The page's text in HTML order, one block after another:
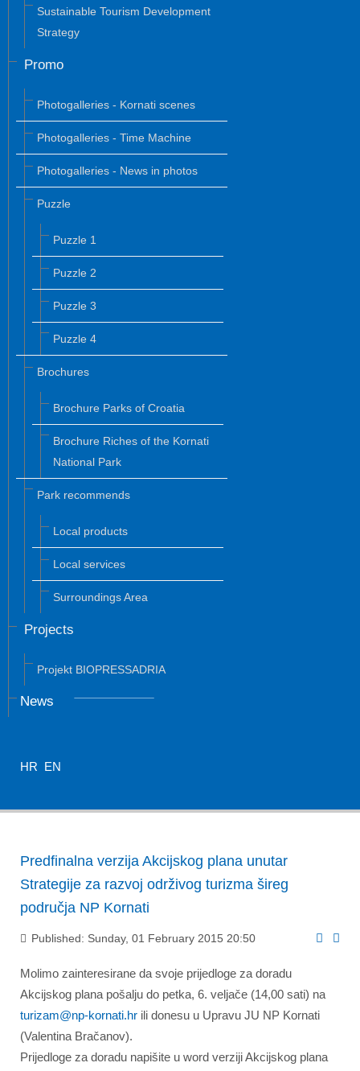
Sustainable Tourism Development
Strategy
Promo
Photogalleries - Kornati scenes
Photogalleries - Time Machine
Photogalleries - News in photos
Puzzle
Puzzle 1
Puzzle 2
Puzzle 3
Puzzle 4
Brochures
Brochure Parks of Croatia
Brochure Riches of the Kornati
National Park
Park recommends
Local products
Local services
Surroundings Area
Projects
Projekt BIOPRESSADRIA
News
HR EN
Predfinalna verzija Akcijskog plana unutar
Strategije za razvoj održivog turizma šireg
područja NP Kornati
Published: Sunday, 01 February 2015 20:50
Molimo zainteresirane da svoje prijedloge za doradu
Akcijskog plana pošalju do petka, 6. veljače (14,00 sati) na
turizam@np-kornati.hr ili donesu u Upravu JU NP Kornati
(Valentina Bračanov).
Prijedloge za doradu napišite u word verziji Akcijskog plana